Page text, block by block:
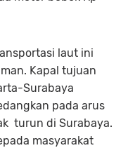
laut ini
Kapal tujuan
Surabaya
pada arus
turun di Surabaya.
masyarakat